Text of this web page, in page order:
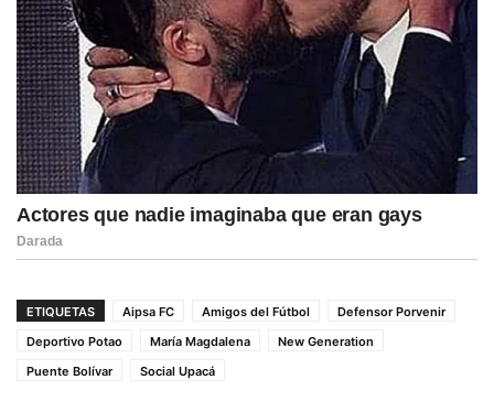
ETIQUETAS Aipsa FC Amigos del Fútbol
Defensor Porvenir
Deportivo Potao
María Magdalena
New Generation
Puente Bolívar
Social Upacá